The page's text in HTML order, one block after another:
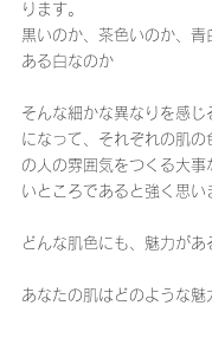
ります。
黒いのか、茶色いのか、青
ある白なのか
そんな細かな異なりを感じ
になって、それぞれの肌の
の人の雰囲気をつくる大事
いところであると強く思い
どんな肌色にも、魅力があ
あなたの肌はどのような魅